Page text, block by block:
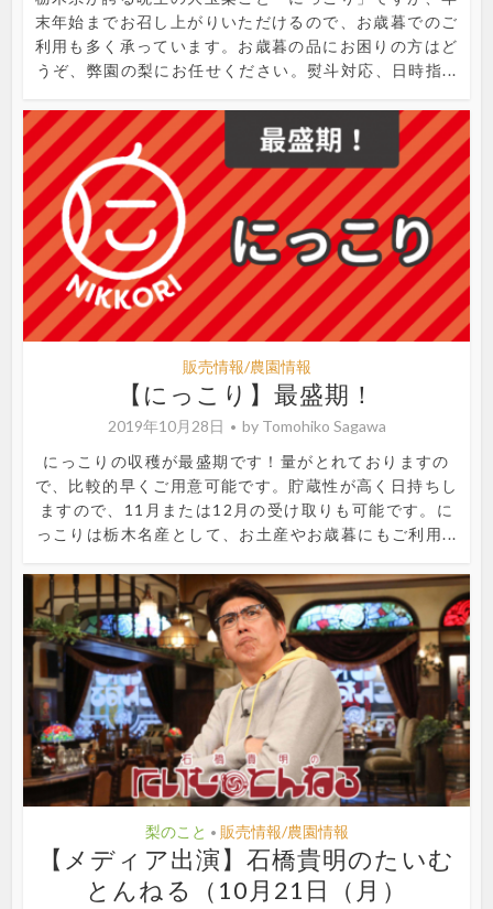
末年始までお召し上がりいただけるので、お歳暮でのご
利用も多く承っています。お歳暮の品にお困りの方はど
うぞ、弊園の梨にお任せください。熨斗対応、日時指...
販売情報/農園情報
【にっこり】最盛期！
2019年10月28日 by Tomohiko Sagawa
にっこりの収穫が最盛期です！量がとれておりますの
で、比較的早くご用意可能です。貯蔵性が高く日持ちし
ますので、11月または12月の受け取りも可能です。に
っこりは栃木名産として、お土産やお歳暮にもご利用...
梨のこと • 販売情報/農園情報
【メディア出演】石橋貴明のたいむ
とんねる（10月21日（月）